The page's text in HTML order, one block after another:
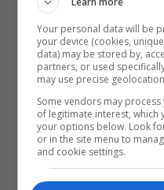
Your personal data will be
your device (cookies,
data) may be stored by,
partners, or used
may use precise
Some vendors may
of legitimate interest, which
your options below. Look
or in the site menu to
and cookie settings.